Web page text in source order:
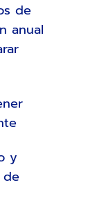
de
anual
y
de